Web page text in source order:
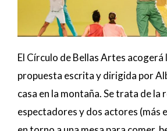
El Círculo de Bellas Artes acogerá
propuesta escrita y dirigida por
casa en la montaña. Se trata de la
espectadores y dos actores (más